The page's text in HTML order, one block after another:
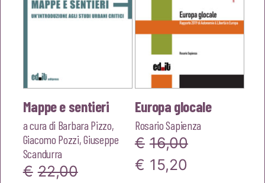
Mappe e sentieri
a cura di Barbara Pizzo,
Giacomo Pozzi,Giuseppe
Scandurra
€ 22,00
Europa glocale
Rosario Sapienza
€ 16,00
Il
€ 15,20